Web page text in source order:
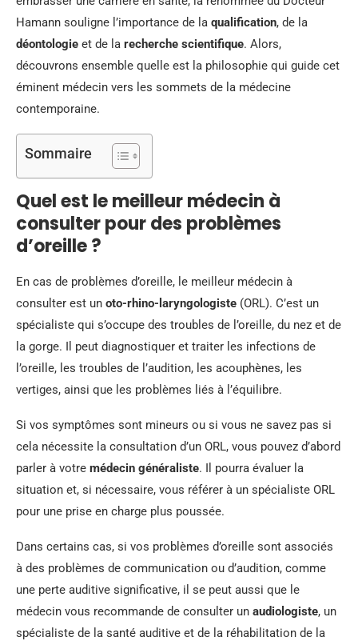
Hamann souligne l’importance de la qualification, de la
déontologie et de la recherche scientifique. Alors,
découvrons ensemble quelle est la philosophie qui guide cet
éminent médecin vers les sommets de la médecine
contemporaine.
Sommaire
Quel est le meilleur médecin à
consulter pour des problèmes
d’oreille ?
En cas de problèmes d’oreille, le meilleur médecin à
consulter est un oto-rhino-laryngologiste (ORL). C’est un
spécialiste qui s’occupe des troubles de l’oreille, du nez et de
la gorge. Il peut diagnostiquer et traiter les infections de
l’oreille, les troubles de l’audition, les acouphènes, les
vertiges, ainsi que les problèmes liés à l’équilibre.
Si vos symptômes sont mineurs ou si vous ne savez pas si
cela nécessite la consultation d’un ORL, vous pouvez d’abord
parler à votre médecin généraliste. Il pourra évaluer la
situation et, si nécessaire, vous référer à un spécialiste ORL
pour une prise en charge plus poussée.
Dans certains cas, si vos problèmes d’oreille sont associés
à des problèmes de communication ou d’audition, comme
une perte auditive significative, il se peut aussi que le
médecin vous recommande de consulter un audiologiste, un
spécialiste de la santé auditive et de la réhabilitation de la